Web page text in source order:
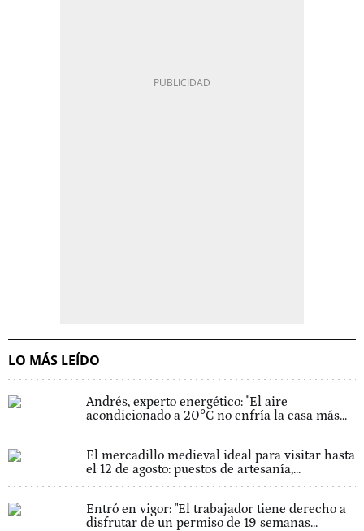
LO MÁS LEÍDO
Andrés, experto energético: "El aire
acondicionado a 20°C no enfría la casa más...
El mercadillo medieval ideal para visitar hasta
el 12 de agosto: puestos de artesanía,...
Entró en vigor: "El trabajador tiene derecho a
disfrutar de un permiso de 19 semanas...